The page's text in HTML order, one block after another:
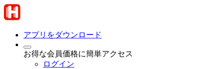
アプリをダウンロード
お得な会員価格に簡単アクセス
ログイン